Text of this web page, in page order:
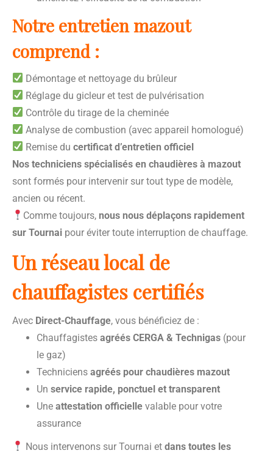
Notre entretien mazout
comprend :
Démontage et nettoyage du brûleur
Réglage du gicleur et test de pulvérisation
Contrôle du tirage de la cheminée
Analyse de combustion (avec appareil homologué)
Remise ducertificat d’entretien officiel
Nos techniciens spécialisés en chaudières à mazout
sont formés pour intervenir sur tout type de modèle,
ancien ou récent.
Comme toujours, nous nous déplaçons rapidement
sur Tournai pour éviter toute interruption de chauffage.
Un réseau local de
chauffagistes certifiés
Avec Direct-Chauffage, vous bénéficiez de :
Chauffagistes agréés CERGA & Technigas (pour
le gaz)
Techniciens agréés pour chaudières mazout
Un service rapide, ponctuel et transparent
Une attestation officielle valable pour votre
assurance
Nous intervenons sur Tournai etdans toutes les